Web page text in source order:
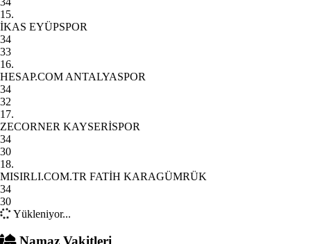
15.
İKAS EYÜPSPOR
34
33
16.
HESAP.COM ANTALYASPOR
34
32
17.
ZECORNER KAYSERİSPOR
34
30
18.
MISIRLI.COM.TR FATİH KARAGÜMRÜK
34
30
Yükleniyor...
Namaz Vakitleri